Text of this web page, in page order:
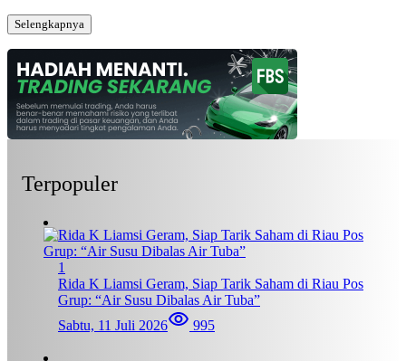
Selengkapnya
Terpopuler
1
Rida K Liamsi Geram, Siap Tarik Saham di Riau Pos
Grup: “Air Susu Dibalas Air Tuba”
Sabtu, 11 Juli 2026
995